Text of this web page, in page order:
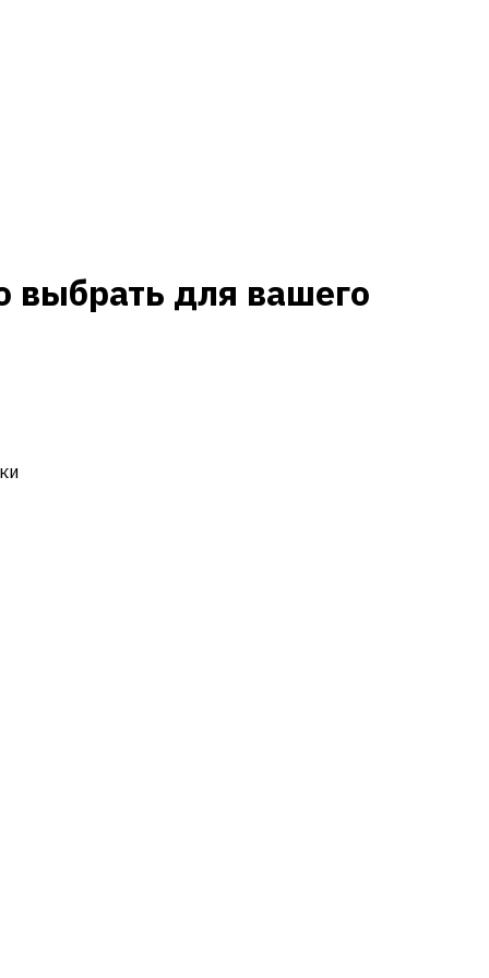
выбрать для вашего